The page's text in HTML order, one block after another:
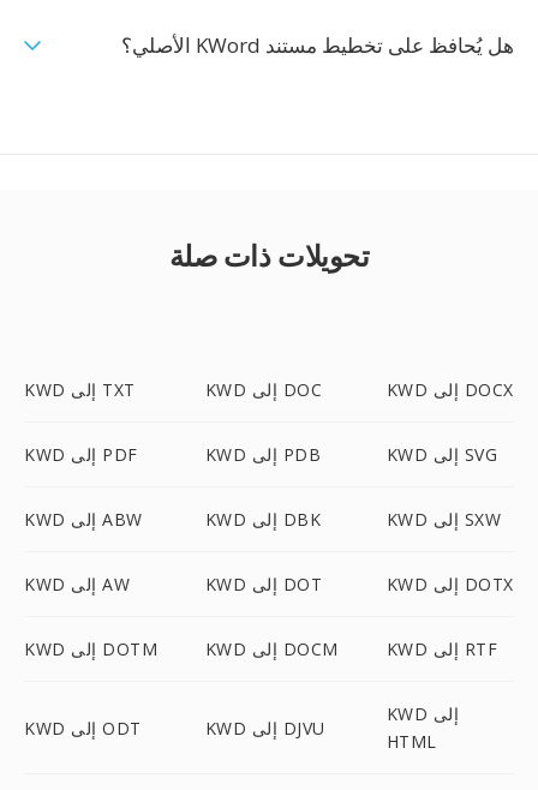
هل يُحافظ على تخطيط مستند KWord الأصلي؟
تحويلات ذات صلة
KWD إلى TXT KWD إلى DOC KWD إلى DOCX
KWD إلى PDF KWD إلى PDB KWD إلى SVG
KWD إلى ABW KWD إلى DBK KWD إلى SXW
KWD إلى AW KWD إلى DOT KWD إلى DOTX
KWD إلى DOTM KWD إلى DOCM KWD إلى RTF
KWD إلى ODT KWD إلى DJVU
KWD إلى
HTML